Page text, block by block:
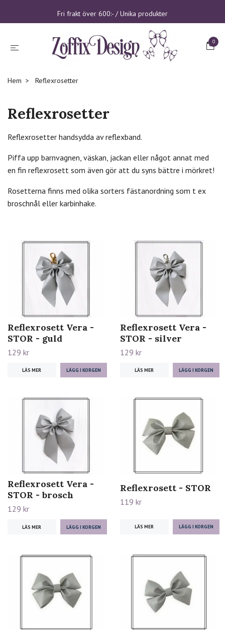
Fri frakt över 600:- / Unika produkter
0
Hem Reflexrosetter
Reflexrosetter
Reflexrosetter handsydda av reflexband.
Piffa upp barnvagnen, väskan, jackan eller något annat med
en fin reflexrosett som även gör att du syns bättre i mörkret!
Rosetterna finns med olika sorters fästanordning som t ex
broschnål eller karbinhake.
Reflexrosett Vera -
STOR - guld
129 kr
LÄS MER
Reflexrosett Vera -
STOR - silver
129 kr
LÄS MER
Reflexrosett Vera -
STOR - brosch
129 kr
LÄS MER
Reflexrosett - STOR
119 kr
LÄS MER